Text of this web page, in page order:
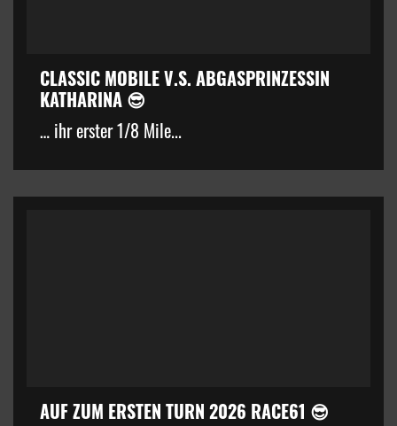
CLASSIC MOBILE V.S. ABGASPRINZESSIN
KATHARINA 😎
… ihr erster 1/8 Mile...
AUF ZUM ERSTEN TURN 2026 RACE61 😎